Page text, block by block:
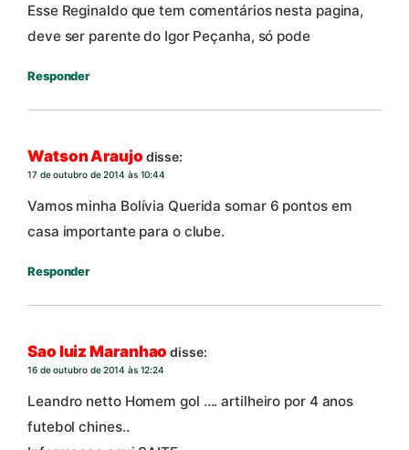
Esse Reginaldo que tem comentários nesta pagina,
deve ser parente do Igor Peçanha, só pode
Responder
Watson Araujo disse:
17 de outubro de 2014 às 10:44
Vamos minha Bolívia Querida somar 6 pontos em
casa importante para o clube.
Responder
Sao luiz Maranhao disse:
16 de outubro de 2014 às 12:24
Leandro netto Homem gol …. artilheiro por 4 anos
futebol chines..